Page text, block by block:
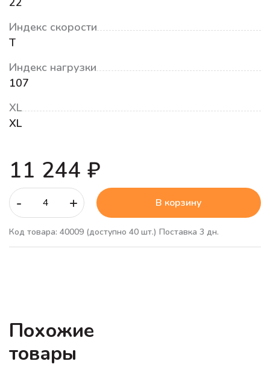
Индекс скорости
T
Индекс нагрузки
107
XL
XL
11 244 ₽
- + В корзину
Код товара: 40009 (доступно 40 шт.) Поставка 3 дн.
Похожие
товары